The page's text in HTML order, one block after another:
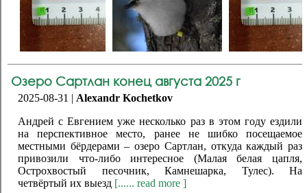
Озеро Сартлан конец августа 2025 г
2025-08-31 | Alexandr Kochetkov
Андрей с Евгением уже несколько раз в этом году ездили
на перспективное место, ранее не шибко посещаемое
местными бёрдерами – озеро Сартлан, откуда каждый раз
привозили что-либо интересное (Малая белая цапля,
Острохвостый песочник, Камнешарка, Тулес). На
четвёртый их выезд [...... read more ]